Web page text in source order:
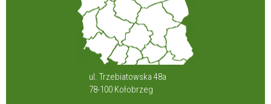
ul. Trzebiatowska 48a
78-100 Kołobrzeg